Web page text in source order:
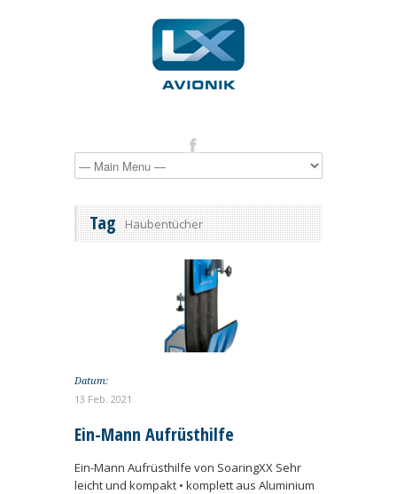
Tag Haubentücher
Datum:
13 Feb. 2021
Ein-Mann Aufrüsthilfe
Ein-Mann Aufrüsthilfe von SoaringXX Sehr
leicht und kompakt • komplett aus Aluminium